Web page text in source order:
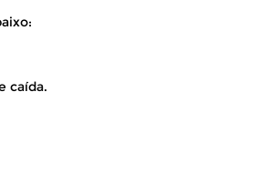
caída.